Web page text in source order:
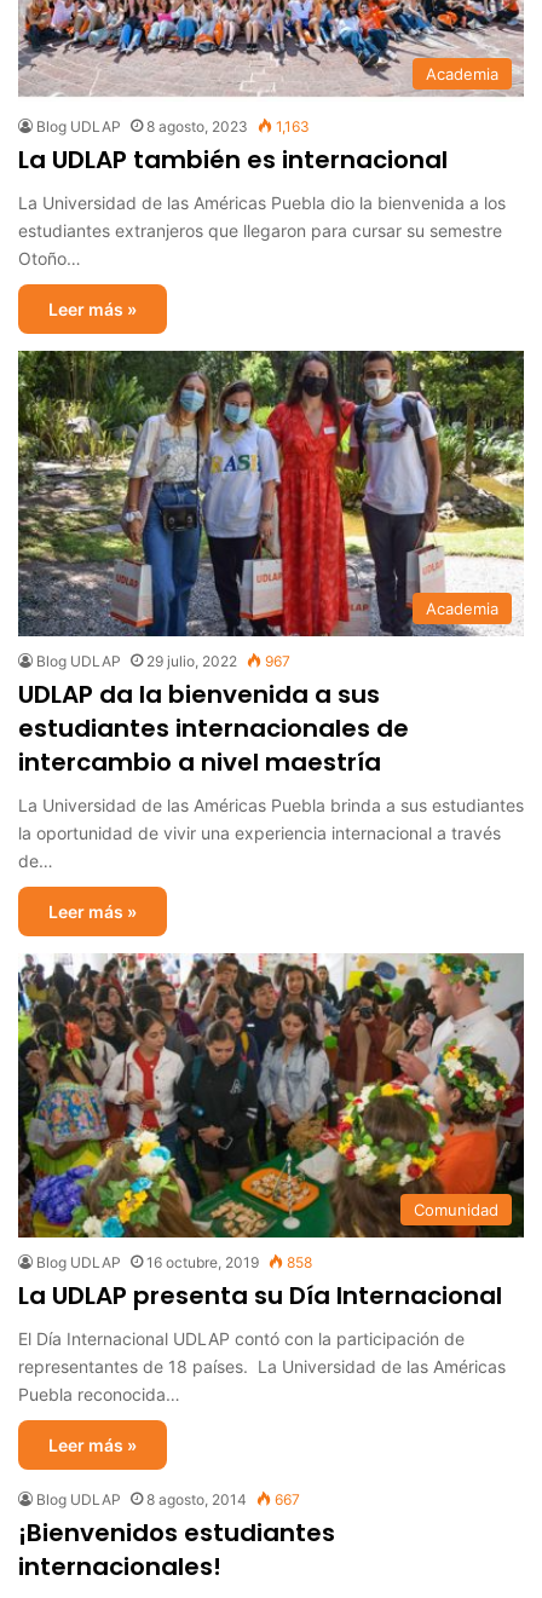
Academia
Blog UDLAP 8 agosto, 2023 1,163
La UDLAP también es internacional
La Universidad de las Américas Puebla dio la bienvenida a los
estudiantes extranjeros que llegaron para cursar su semestre
Otoño…
Leer más »
Academia
Blog UDLAP 29 julio, 2022 967
UDLAP da la bienvenida a sus
estudiantes internacionales de
intercambio a nivel maestría
La Universidad de las Américas Puebla brinda a sus estudiantes
la oportunidad de vivir una experiencia internacional a través
de…
Leer más »
Comunidad
Blog UDLAP 16 octubre, 2019 858
La UDLAP presenta su Día Internacional
El Día Internacional UDLAP contó con la participación de
representantes de 18 países. La Universidad de las Américas
Puebla reconocida…
Leer más »
Blog UDLAP 8 agosto, 2014 667
¡Bienvenidos estudiantes
internacionales!